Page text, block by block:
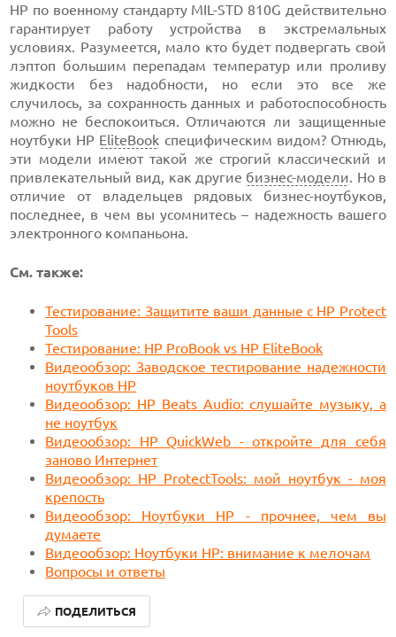
HP по военному стандарту MIL-STD 810G действительно
гарантирует работу устройства в экстремальных
условиях. Разумеется, мало кто будет подвергать свой
лэптоп большим перепадам температур или проливу
жидкости без надобности, но если это все же
случилось, за сохранность данных и работоспособность
можно не беспокоиться. Отличаются ли защищенные
ноутбуки HP EliteBook специфическим видом? Отнюдь,
эти модели имеют такой же строгий классический и
привлекательный вид, как другие бизнес-модели. Но в
отличие от владельцев рядовых бизнес-ноутбуков,
последнее, в чем вы усомнитесь – надежность вашего
электронного компаньона.
См. также:
Тестирование: Защитите ваши данные с HP Protect
Tools
Тестирование: HP ProBook vs HP EliteBook
Видеообзор: Заводское тестирование надежности
ноутбуков HP
Видеообзор: HP Beats Audio: слушайте музыку, а
не ноутбук
Видеообзор: HP QuickWeb - откройте для себя
заново Интернет
Видеообзор: HP ProtectTools: мой ноутбук - моя
крепость
Видеообзор: Ноутбуки HP - прочнее, чем вы
думаете
Видеообзор: Ноутбуки HP: внимание к мелочам
Вопросы и ответы
ПОДЕЛИТЬСЯ